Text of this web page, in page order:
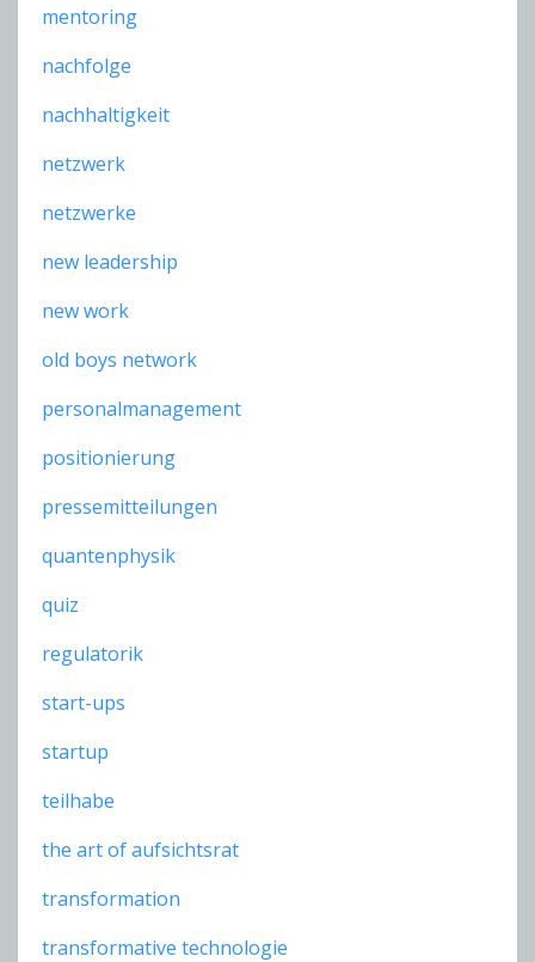
mentoring
nachfolge
nachhaltigkeit
netzwerk
netzwerke
new leadership
new work
old boys network
personalmanagement
positionierung
pressemitteilungen
quantenphysik
quiz
regulatorik
start-ups
startup
teilhabe
the art of aufsichtsrat
transformation
transformative technologie